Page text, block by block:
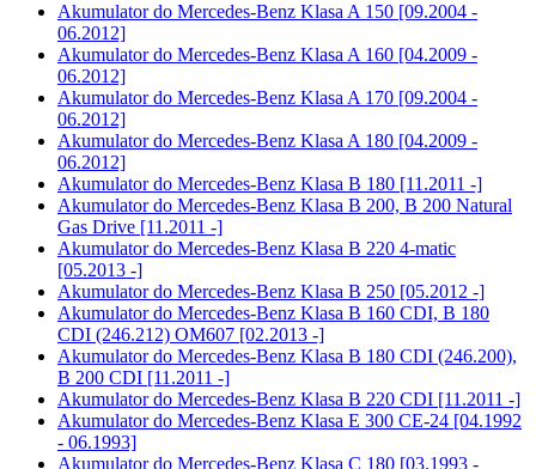
Akumulator do Mercedes-Benz Klasa A 150 [09.2004 -
06.2012]
Akumulator do Mercedes-Benz Klasa A 160 [04.2009 -
06.2012]
Akumulator do Mercedes-Benz Klasa A 170 [09.2004 -
06.2012]
Akumulator do Mercedes-Benz Klasa A 180 [04.2009 -
06.2012]
Akumulator do Mercedes-Benz Klasa B 180 [11.2011 -]
Akumulator do Mercedes-Benz Klasa B 200, B 200 Natural
Gas Drive [11.2011 -]
Akumulator do Mercedes-Benz Klasa B 220 4-matic
[05.2013 -]
Akumulator do Mercedes-Benz Klasa B 250 [05.2012 -]
Akumulator do Mercedes-Benz Klasa B 160 CDI, B 180
CDI (246.212) OM607 [02.2013 -]
Akumulator do Mercedes-Benz Klasa B 180 CDI (246.200),
B 200 CDI [11.2011 -]
Akumulator do Mercedes-Benz Klasa B 220 CDI [11.2011 -]
Akumulator do Mercedes-Benz Klasa E 300 CE-24 [04.1992
- 06.1993]
Akumulator do Mercedes-Benz Klasa C 180 [03.1993 -